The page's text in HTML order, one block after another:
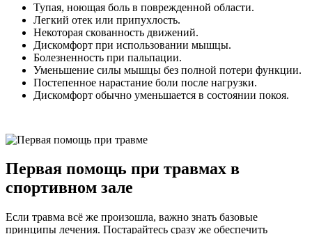
Тупая, ноющая боль в поврежденной области.
Легкий отек или припухлость.
Некоторая скованность движений.
Дискомфорт при использовании мышцы.
Болезненность при пальпации.
Уменьшение силы мышцы без полной потери функции.
Постепенное нарастание боли после нагрузки.
Дискомфорт обычно уменьшается в состоянии покоя.
Первая помощь при травмах в
спортивном зале
Если травма всё же произошла, важно знать базовые
принципы лечения. Постарайтесь сразу же обеспечить